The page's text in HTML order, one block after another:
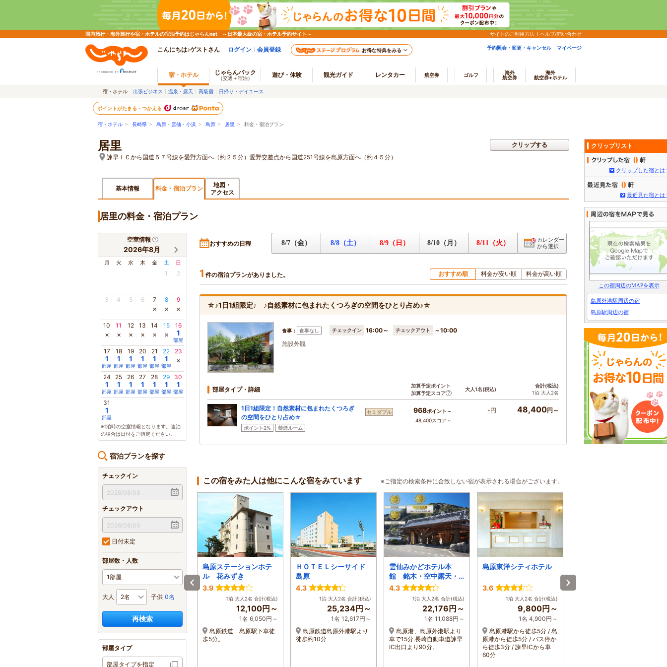
国内旅行・海外旅行や宿・ホテルの宿泊予約はじゃらんnet ～日本最大級の宿・ホテル予約サイト～ サイトのご利用方法 ヘルプ/問い合わせ
こんにちは♪ゲストさん ログイン 会員登録 お得な特典をみる 予約照会・変更・キャンセル マイページ
宿・ホテル じゃらんパック
（交通＋宿泊） 遊び・体験 観光ガイド レンタカー 航空券 ゴルフ
海外
航空券
海外
航空券+ホテル
宿・ホテル 出張ビジネス 温泉・露天 高級宿 日帰り・デイユース
ポイントがたまる・つかえる
宿・ホテル > 長崎県 > 島原・雲仙・小浜 > 島原 > 居里 > 料金・宿泊プラン
居里
諫早ＩＣから国道５７号線を愛野方面へ（約２５分）愛野交差点から国道251号線を島原方面へ（約４５分）
クリップする
基本情報 料金・宿泊プラン
地図・
アクセス
居里の料金・宿泊プラン
空室情報
2026年8月
月 火 水 木 金 土 日
1 2
3 4 5 6 7
×
8
×
9
×
10
×
11
×
12
×
13
×
14
×
15
×
16
1
部屋
17
1
部屋
18
1
部屋
19
1
部屋
20
1
部屋
21
1
部屋
22
1
部屋
23
×
24
1
部屋
25
1
部屋
26
1
部屋
27
1
部屋
28
1
部屋
29
1
部屋
30
1
部屋
31
1
部屋
※1泊時の空室情報となります。連泊
の場合は日付をご指定ください。
宿泊プランを探す
チェックイン
チェックアウト
日付未定
部屋数・人数
大人 子供 0名
再検索
部屋タイプ
部屋タイプを指定
おすすめの日程 8/7（金） 8/8（土） 8/9（日） 8/10（月） 8/11（火）
カレンダー
から選択
1 件の宿泊プランがありました。 おすすめ順 料金が安い順 料金が高い順
☆♪1日1組限定♪ ♪自然素材に包まれたくつろぎの空間をひとり占め♪☆
食事： 食事なし チェックイン 16:00～ チェックアウト
～10:00
施設外観
部屋タイプ・詳細
加算予定ポイント
加算予定スコア
大人1名(税込)
合計(税込)
1泊 大人2名
1日1組限定！自然素材に包まれたくつろぎ
の空間をひとり占め☆
ポイント2% 禁煙ルーム
セミダブル 968ポイント～
48,400スコア～
-円 48,400円～
この宿をみた人は他にこんな宿をみています ※ご指定の検索条件に合致しない宿が表示される場合がございます。
ブラボーワールド
-
1泊 大人2名 合計(税込)
16,000円～
1名 8,000円～
で約15分。島原鉄道・三会
駅より車（タクシー）で約5
分。
島原ステーションホテ
ル 花みずき
3.9
1泊 大人2名 合計(税込)
12,100円～
1名 6,050円～
島原鉄道 島原駅下車徒
歩5分。
ＨＯＴＥＬシーサイド
島原
4.3
1泊 大人2名 合計(税込)
25,234円～
1名 12,617円～
島原鉄道島原外港駅より
徒歩約10分
雲仙みかどホテル本
館 銘木・空中露天・
豪華ビュッフェの宿
4.3
1泊 大人2名 合計(税込)
22,176円～
1名 11,088円～
島原港、島原外港駅より
車で15分.長崎自動車道諫早
IC出口より90分。
島原東洋シティホテル
3.6
1泊 大人2名 合計(税込)
9,800円～
1名 4,900円～
島原港駅から徒歩5分 / 島
原港から徒歩5分 / バス停か
ら徒歩3分 / 諫早ICから車
60分
ホテル
3.7
クリップリスト
0
クリップした宿とは
0
最近見た宿とは
この宿周辺のMAPを表示
島原外港駅周辺の宿
島原駅周辺の宿